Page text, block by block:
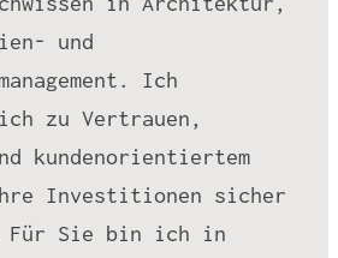
und
Ich
zu Vertrauen,
kundenorientiertem
Investitionen sicher
Für Sie bin ich in